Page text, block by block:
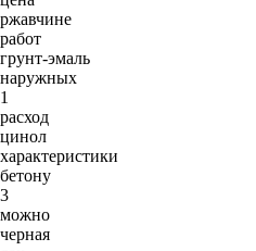
ржавчине
работ
грунт-эмаль
наружных
1
расход
цинол
характеристики
бетону
3
можно
черная